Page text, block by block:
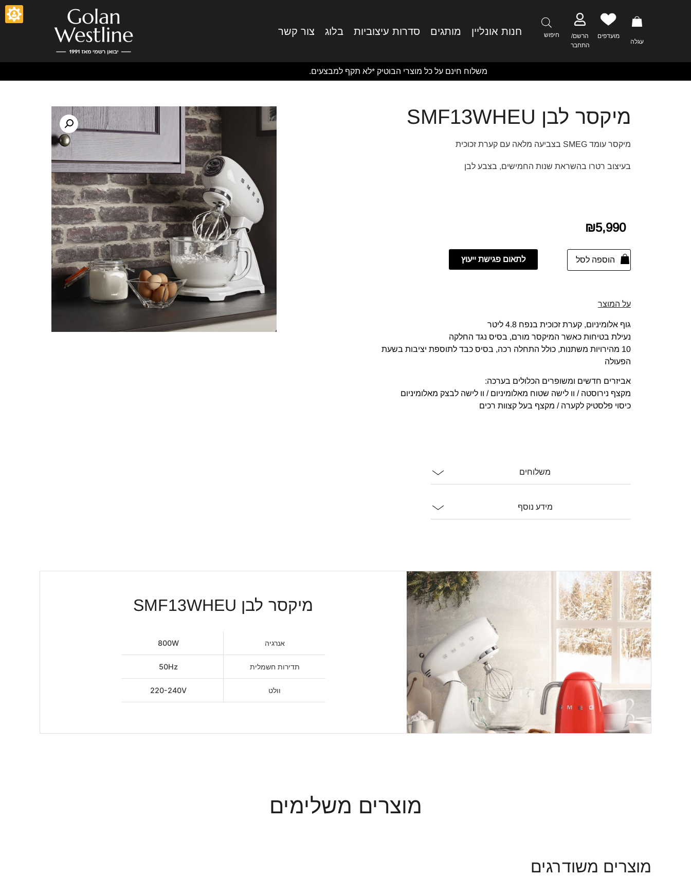
עגלה
מועדפים
הרשם/
התחבר
חיפוש חנות אונליין מותגים סדרות עיצוביות בלוג צור קשר
משלוח חינם על כל מוצרי הבוטיק *לא תקף למבצעים.
מיקסר לבן SMF13WHEU
מיקסר עומד SMEG בצביעה מלאה עם קערת זכוכית
בעיצוב רטרו בהשראת שנות החמישים, בצבע לבן
₪5,990
הוספה לסל לתאום פגישת ייעוץ
על המוצר
גוף אלומיניום, קערת זכוכית בנפח 4.8 ליטר
נעילת בטיחות כאשר המיקסר מורם, בסיס נגד החלקה
10 מהירויות משתנות, כולל התחלה רכה, בסיס כבד לתוספת יציבות בשעת
הפעולה
אביזרים חדשים ומשופרים הכלולים בערכה:
מקצף נירוסטה / וו לישה שטוח מאלומיניום / וו לישה לבצק מאלומיניום
כיסוי פלסטיק לקערה / מקצף בעל קצוות רכים
משלוחים
מידע נוסף
מיקסר לבן SMF13WHEU
אנרגיה 800W
תדירות חשמלית 50Hz
וולט 220-240V
מוצרים משלימים
מוצרים משודרגים